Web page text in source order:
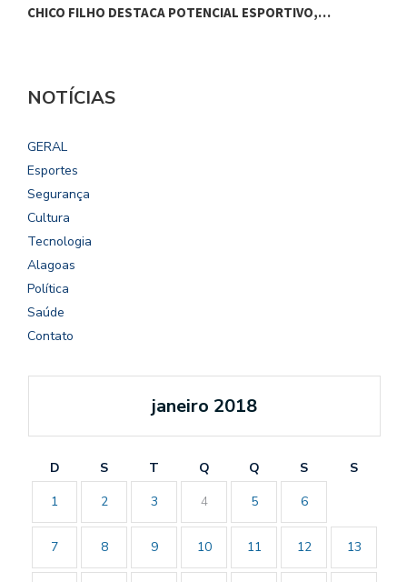
CHICO FILHO DESTACA POTENCIAL ESPORTIVO,…
NOTÍCIAS
GERAL
Esportes
Segurança
Cultura
Tecnologia
Alagoas
Política
Saúde
Contato
janeiro 2018
D S T Q Q S
S
1
2 3 4 5 6
7 8 9 10 11 12 13